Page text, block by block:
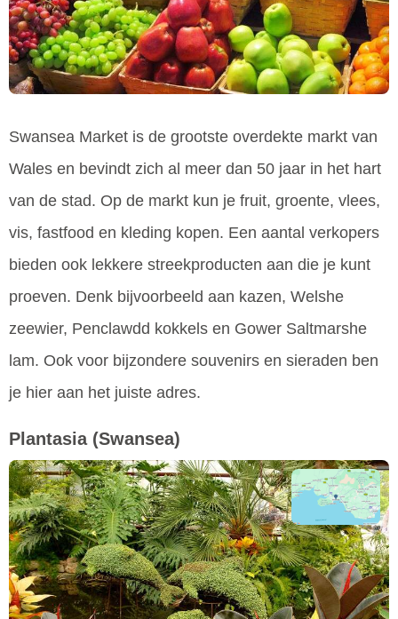
Swansea Market is de grootste overdekte markt van
Wales en bevindt zich al meer dan 50 jaar in het hart
van de stad. Op de markt kun je fruit, groente, vlees,
vis, fastfood en kleding kopen. Een aantal verkopers
bieden ook lekkere streekproducten aan die je kunt
proeven. Denk bijvoorbeeld aan kazen, Welshe
zeewier, Penclawdd kokkels en Gower Saltmarshe
lam. Ook voor bijzondere souvenirs en sieraden ben
je hier aan het juiste adres.
Plantasia (Swansea)